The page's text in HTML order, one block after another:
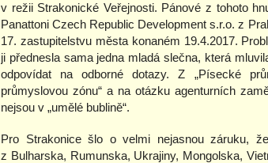
v režii Strakonické Veřejnosti. Pánové z tohoto
Panattoni Czech Republic Development s.r.o. z
17. zastupitelstvu města konaném 19.4.2017.
ji přednesla sama jedna mladá slečna, která
odpovídat na odborné dotazy. Z „Písecké
průmyslovou zónu“ a na otázku agenturních
nejsou v „umělé bublině“.
Pro Strakonice šlo o velmi nejasnou záruku,
z Bulharska, Rumunska, Ukrajiny, Mongolska,